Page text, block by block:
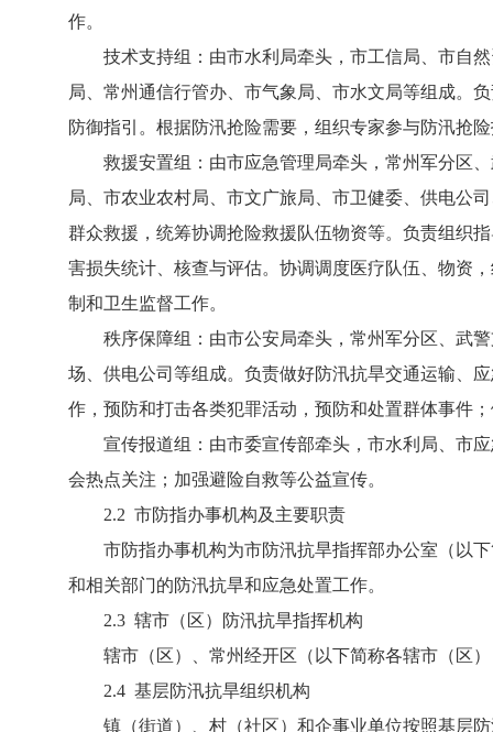
作。
技术支持组：由市水利局牵头，市工信局、市自然
局、常州通信行管办、市气象局、市水文局等组成。
防御指引。根据防汛抢险需要，组织专家参与防汛抢
救援安置组：由市应急管理局牵头，常州军分区、
局、市农业农村局、市文广旅局、市卫健委、供电公
群众救援，统筹协调抢险救援队伍物资等。负责组织
害损失统计、核查与评估。协调调度医疗队伍、物资
制和卫生监督工作。
秩序保障组：由市公安局牵头，常州军分区、武警
场、供电公司等组成。负责做好防汛抗旱交通运输、
作，预防和打击各类犯罪活动，预防和处置群体事件
宣传报道组：由市委宣传部牵头，市水利局、市应
会热点关注；加强避险自救等公益宣传。
2.2 市防指办事机构及主要职责
市防指办事机构为市防汛抗旱指挥部办公室（以下
和相关部门的防汛抗旱和应急处置工作。
2.3 辖市（区）防汛抗旱指挥机构
辖市（区）、常州经开区（以下简称各辖市（区）
2.4 基层防汛抗旱组织机构
镇（街道）、村（社区）和企事业单位按照基层防